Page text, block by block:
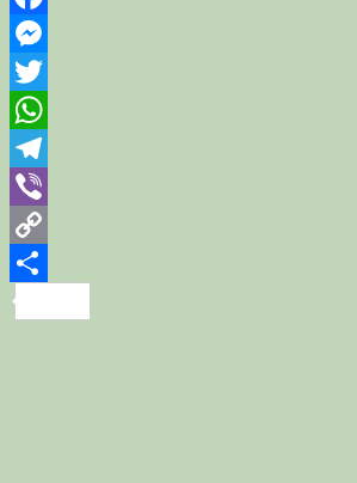
Facebook
Messenger
Twitter
WhatsApp
Telegram
Viber
Copy
Link